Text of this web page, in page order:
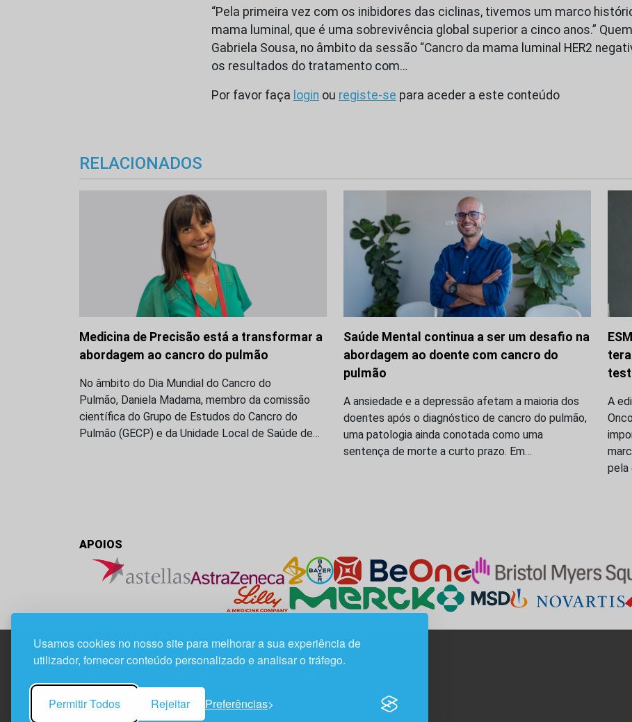
Usamos cookies no nosso site para melhorar a sua experiência de
utilizador, fornecer conteúdo personalizado e analisar o tráfego.
Permitir Todos Rejeitar Preferências
“Pela primeira vez com os inibidores das ciclinas, tivemos um marco
mama luminal, que é uma sobrevivência global superior a cinco anos.”
Gabriela Sousa, no âmbito da sessão “Cancro da mama luminal HER2
os resultados do tratamento com…
Por favor faça login ou registe-se para aceder a este conteúdo
RELACIONADOS
Medicina de Precisão está a transformar a
abordagem ao cancro do pulmão
No âmbito do Dia Mundial do Cancro do
Pulmão, Daniela Madama, membro da comissão
científica do Grupo de Estudos do Cancro do
Pulmão (GECP) e da Unidade Local de Saúde de…
Saúde Mental continua a ser um desafio na
abordagem ao doente com cancro do
pulmão
A ansiedade e a depressão afetam a maioria dos
doentes após o diagnóstico de cancro do pulmão,
uma patologia ainda conotada como uma
sentença de morte a curto prazo. Em…
A
pela
APOIOS
1800-282 Lisboa | Portugal
21 850 40 65